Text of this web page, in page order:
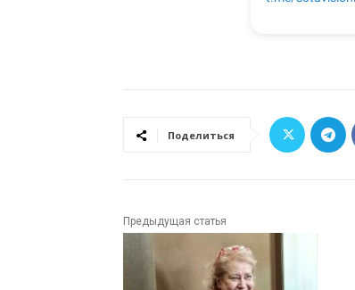
Поделиться
Предыдущая статья